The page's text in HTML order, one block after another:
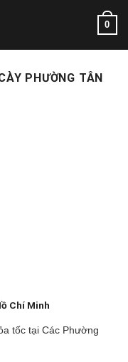
0
PHƯỜNG TÂN
Chí Minh
tốc tại Các Phường